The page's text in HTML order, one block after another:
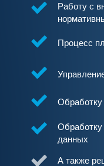
Работу с
Процесс
Обработку
Обработку
данных
А также